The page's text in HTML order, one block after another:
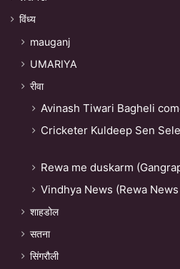
विंध्य
mauganj
UMARIYA
रीवा
Avinash Tiwari Bagheli
Cricketer Kuldeep Sen
Rewa me duskarm
Vindhya News (Rewa News )
शाहडोल
सतना
सिंगरौली